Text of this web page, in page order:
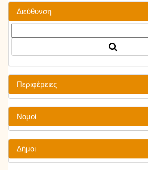
Διεύθυνση
Περιφέρειες
Νομοί
Δήμοι